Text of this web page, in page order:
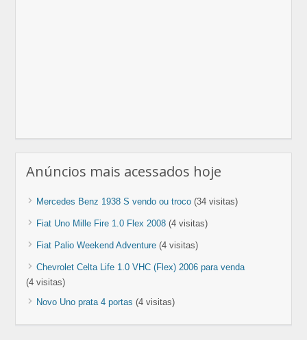
Anúncios mais acessados hoje
Mercedes Benz 1938 S vendo ou troco (34 visitas)
Fiat Uno Mille Fire 1.0 Flex 2008 (4 visitas)
Fiat Palio Weekend Adventure (4 visitas)
Chevrolet Celta Life 1.0 VHC (Flex) 2006 para venda
(4 visitas)
Novo Uno prata 4 portas (4 visitas)